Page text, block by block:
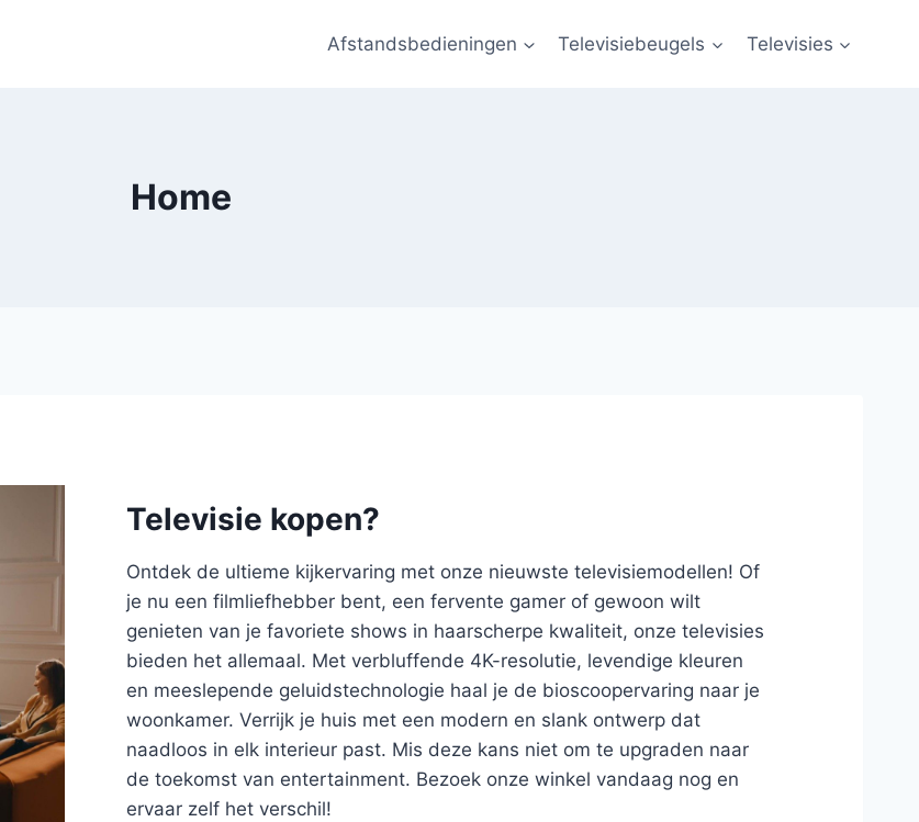
Afstandsbedieningen Televisiebeugels Televisies
Home
Televisie kopen?
Ontdek de ultieme kijkervaring met onze nieuwste televisiemodellen! Of
je nu een filmliefhebber bent, een fervente gamer of gewoon wilt
genieten van je favoriete shows in haarscherpe kwaliteit, onze televisies
bieden het allemaal. Met verbluffende 4K-resolutie, levendige kleuren
en meeslepende geluidstechnologie haal je de bioscoopervaring naar je
woonkamer. Verrijk je huis met een modern en slank ontwerp dat
naadloos in elk interieur past. Mis deze kans niet om te upgraden naar
de toekomst van entertainment. Bezoek onze winkel vandaag nog en
ervaar zelf het verschil!